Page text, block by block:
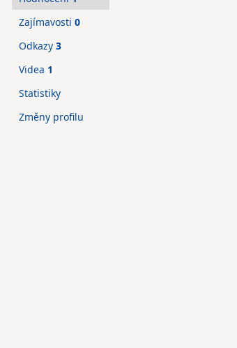
Zajímavosti 0
Odkazy 3
Videa 1
Statistiky
Změny profilu